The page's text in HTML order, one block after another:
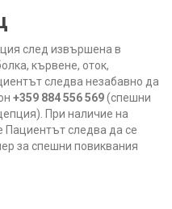
след извършена в
кървене, оток,
следва незабавно да
+359 884 556 569(спешни
При наличие на
следва да се
за спешни повиквания